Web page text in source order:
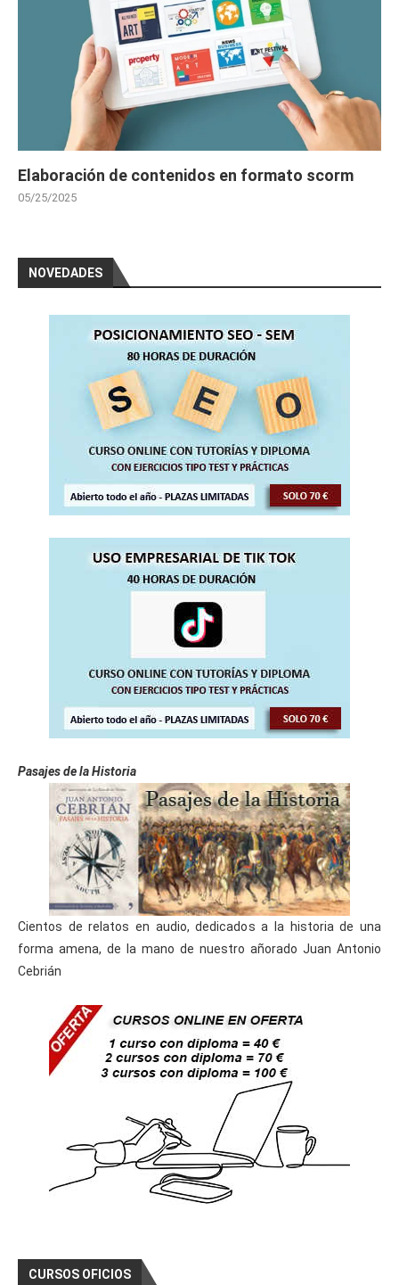
Elaboración de contenidos en formato scorm
05/25/2025
NOVEDADES
Pasajes de la Historia
Cientos de relatos en audio, dedicados a la historia de una
forma amena, de la mano de nuestro añorado Juan Antonio
Cebrián
CURSOS OFICIOS